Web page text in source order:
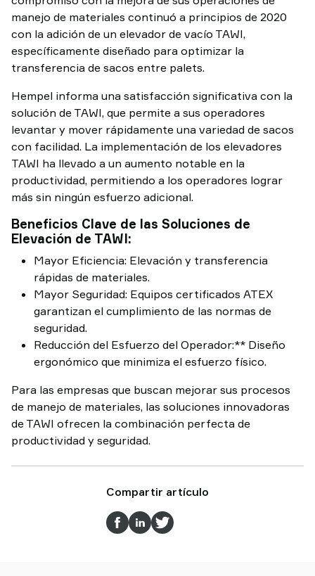
manejo de materiales continuó a principios de 2020
con la adición de un elevador de vacío TAWI,
específicamente diseñado para optimizar la
transferencia de sacos entre palets.
Hempel informa una satisfacción significativa con la
solución de TAWI, que permite a sus operadores
levantar y mover rápidamente una variedad de sacos
con facilidad. La implementación de los elevadores
TAWI ha llevado a un aumento notable en la
productividad, permitiendo a los operadores lograr
más sin ningún esfuerzo adicional.
Beneficios Clave de las Soluciones de
Elevación de TAWI:
Mayor Eficiencia: Elevación y transferencia
rápidas de materiales.
Mayor Seguridad: Equipos certificados ATEX
garantizan el cumplimiento de las normas de
seguridad.
Reducción del Esfuerzo del Operador:** Diseño
ergonómico que minimiza el esfuerzo físico.
Para las empresas que buscan mejorar sus procesos
de manejo de materiales, las soluciones innovadoras
de TAWI ofrecen la combinación perfecta de
productividad y seguridad.
Compartir artículo